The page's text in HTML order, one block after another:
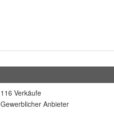
116 Verkäufe
Gewerblicher Anbieter